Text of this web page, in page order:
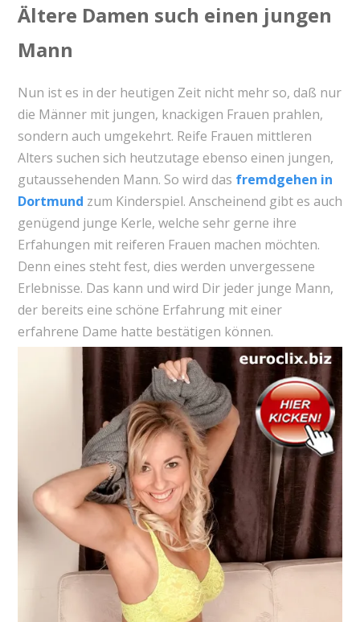
Ältere Damen such einen jungen
Mann
Nun ist es in der heutigen Zeit nicht mehr so, daß nur
die Männer mit jungen, knackigen Frauen prahlen,
sondern auch umgekehrt. Reife Frauen mittleren
Alters suchen sich heutzutage ebenso einen jungen,
gutaussehenden Mann. So wird das fremdgehen in
Dortmund zum Kinderspiel. Anscheinend gibt es auch
genügend junge Kerle, welche sehr gerne ihre
Erfahungen mit reiferen Frauen machen möchten.
Denn eines steht fest, dies werden unvergessene
Erlebnisse. Das kann und wird Dir jeder junge Mann,
der bereits eine schöne Erfahrung mit einer
erfahrene Dame hatte bestätigen können.